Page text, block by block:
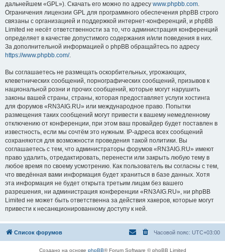
дальнейшем «GPL»). Скачать его можно по адресу www.phpbb.com.
Ограничения лицензии GPL для программного обеспечения phpBB строго
связаны с организацией и поддержкой интернет-конференций, и phpBB
Limited не несёт ответственности за то, что администрация конференций
определяет в качестве допустимого содержания и/или поведения в них.
За дополнительной информацией о phpBB обращайтесь по адресу
https://www.phpbb.com/.
Вы соглашаетесь не размещать оскорбительных, угрожающих,
клеветнических сообщений, порнографических сообщений, призывов к
национальной розни и прочих сообщений, которые могут нарушить
законы вашей страны, страны, которая предоставляет услуги хостинга
для форумов «RN3AIG.RU» или международное право. Попытки
размещения таких сообщений могут привести к вашему немедленному
отключению от конференции, при этом ваш провайдер будет поставлен в
известность, если мы сочтём это нужным. IP-адреса всех сообщений
сохраняются для возможности проведения такой политики. Вы
соглашаетесь с тем, что администраторы форумов «RN3AIG.RU» имеют
право удалить, отредактировать, перенести или закрыть любую тему в
любое время по своему усмотрению. Как пользователь вы согласны с тем,
что введённая вами информация будет храниться в базе данных. Хотя
эта информация не будет открыта третьим лицам без вашего
разрешения, ни администрация конференции «RN3AIG.RU», ни phpBB
Limited не может быть ответственна за действия хакеров, которые могут
привести к несанкционированному доступу к ней.
Список форумов Часовой пояс: UTC+03:00
Создано на основе phpBB® Forum Software © phpBB Limited